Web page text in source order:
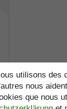
utilisons des
nous
que nous